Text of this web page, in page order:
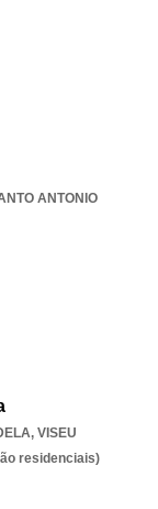
ANTONIO
, VISEU
residenciais)